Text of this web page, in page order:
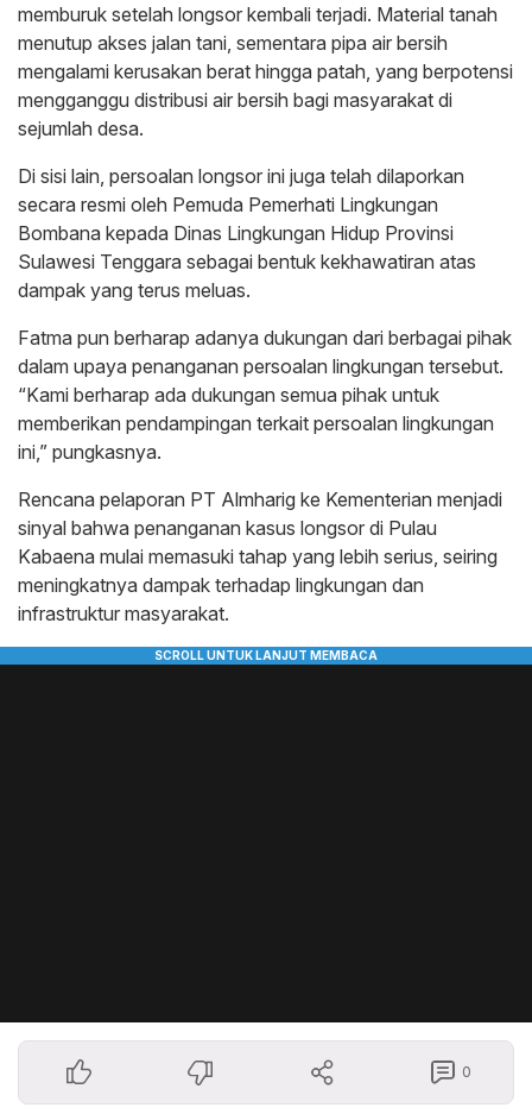
memburuk setelah longsor kembali terjadi. Material tanah
menutup akses jalan tani, sementara pipa air bersih
mengalami kerusakan berat hingga patah, yang berpotensi
mengganggu distribusi air bersih bagi masyarakat di
sejumlah desa.
Di sisi lain, persoalan longsor ini juga telah dilaporkan
secara resmi oleh Pemuda Pemerhati Lingkungan
Bombana kepada Dinas Lingkungan Hidup Provinsi
Sulawesi Tenggara sebagai bentuk kekhawatiran atas
dampak yang terus meluas.
Fatma pun berharap adanya dukungan dari berbagai pihak
dalam upaya penanganan persoalan lingkungan tersebut.
“Kami berharap ada dukungan semua pihak untuk
memberikan pendampingan terkait persoalan lingkungan
ini,” pungkasnya.
Rencana pelaporan PT Almharig ke Kementerian menjadi
sinyal bahwa penanganan kasus longsor di Pulau
Kabaena mulai memasuki tahap yang lebih serius, seiring
meningkatnya dampak terhadap lingkungan dan
infrastruktur masyarakat.
0